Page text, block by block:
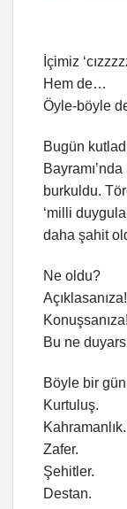
İçimiz
Hem de…
Öyle-böyle
Bugün
burkuldu.
‘milli
daha şahit
Ne oldu?
Açıklasanıza!
Konuşsanıza!
Bu ne
Böyle bir
Kurtuluş.
Kahramanlık.
Zafer.
Şehitler.
Destan.